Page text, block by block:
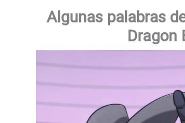
Algunas palabras
Dragon